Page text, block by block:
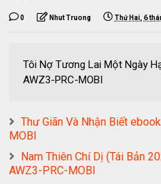
0 Nhut Truong Thứ Hai, 6
Tôi Nợ Tương Lai Một Ngày
AWZ3-PRC-MOBI
Thư Giãn Và Nhận Biết
MOBI
Nam Thiên Chí Dị (Tái Bản
AWZ3-PRC-MOBI